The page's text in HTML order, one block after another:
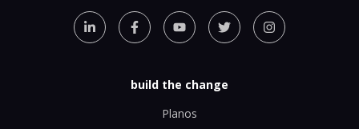
build the change
Planos